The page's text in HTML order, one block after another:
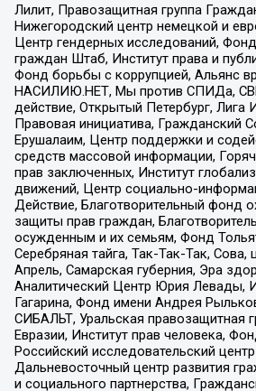
Лилит, Правозащитная группа
Нижегородский центр немецкой и
Центр гендерных исследований,
граждан Штаб, Институт права и
Фонд борьбы с коррупцией, Альянс
НАСИЛИЮ.НЕТ, Мы против СПИДа,
действие, Открытый Петербург, Лига
Правовая инициатива, Гражданский
Ерушалаим, Центр поддержки и
средств массовой информации,
прав заключенных, Институт
движений, Центр социально-
Действие, Благотворительный фонд
защиты прав граждан,
осужденным и их семьям, Фонд
Серебряная тайга, Так-Так-Так, Сова,
Апрель, Самарская губерния, Эра
Аналитический Центр Юрия Левады,
Гагарина, Фонд имени Андрея
СИБАЛЬТ, Уральская правозащитная
Евразии, Институт прав человека,
Российский исследовательский
Дальневосточный центр развития
и социального партнерства,